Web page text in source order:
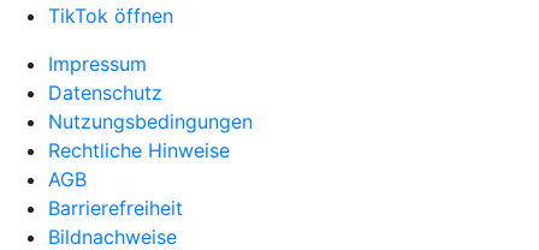
TikTok öffnen
Impressum
Datenschutz
Nutzungsbedingungen
Rechtliche Hinweise
AGB
Barrierefreiheit
Bildnachweise